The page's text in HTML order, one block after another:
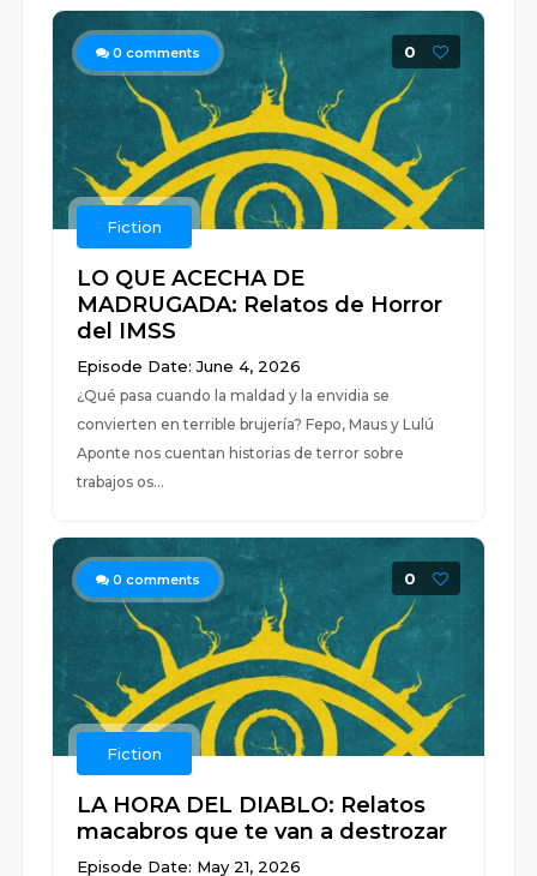
0 comments 0
Fiction
LO QUE ACECHA DE
MADRUGADA: Relatos de Horror
del IMSS
Episode Date: June 4, 2026
¿Qué pasa cuando la maldad y la envidia se
convierten en terrible brujería? Fepo, Maus y Lulú
Aponte nos cuentan historias de terror sobre
trabajos os...
0 comments 0
Fiction
LA HORA DEL DIABLO: Relatos
macabros que te van a destrozar
Episode Date: May 21, 2026